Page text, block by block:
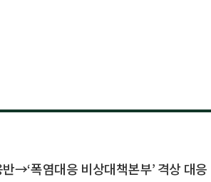
→‘폭염대응 비상대책본부’ 격상 대응